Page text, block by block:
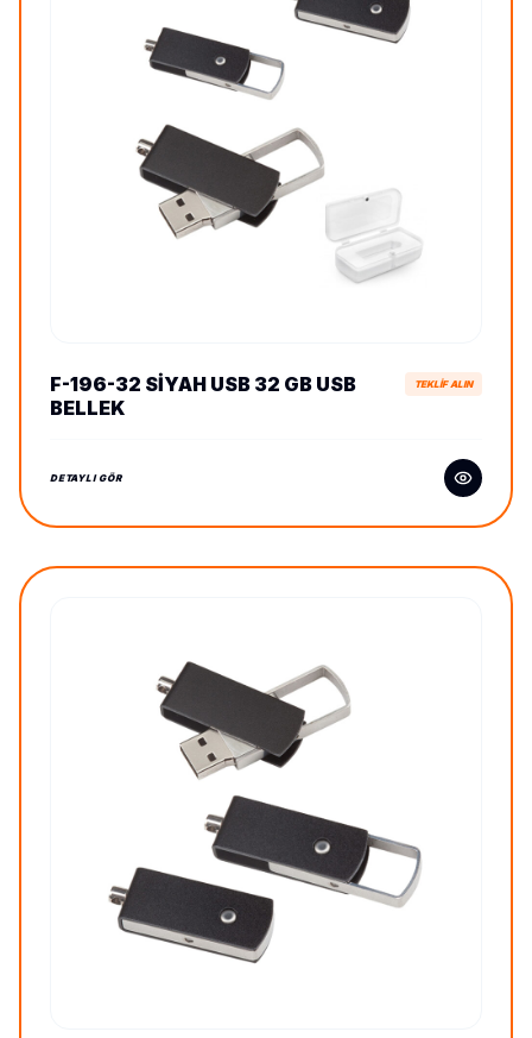
F-196-32 SIYAH USB 32 GB USB
BELLEK
TEKLİF ALIN
DETAYLI GÖR